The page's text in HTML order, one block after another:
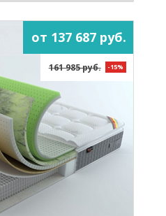
от 137 687 руб.
161 985 руб. -15%